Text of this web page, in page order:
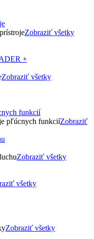
Zobraziť všetky
Zobraziť všetky
funkcií
pľúcnych funkciíZobraziť
Zobraziť všetky
všetky
Zobraziť všetky